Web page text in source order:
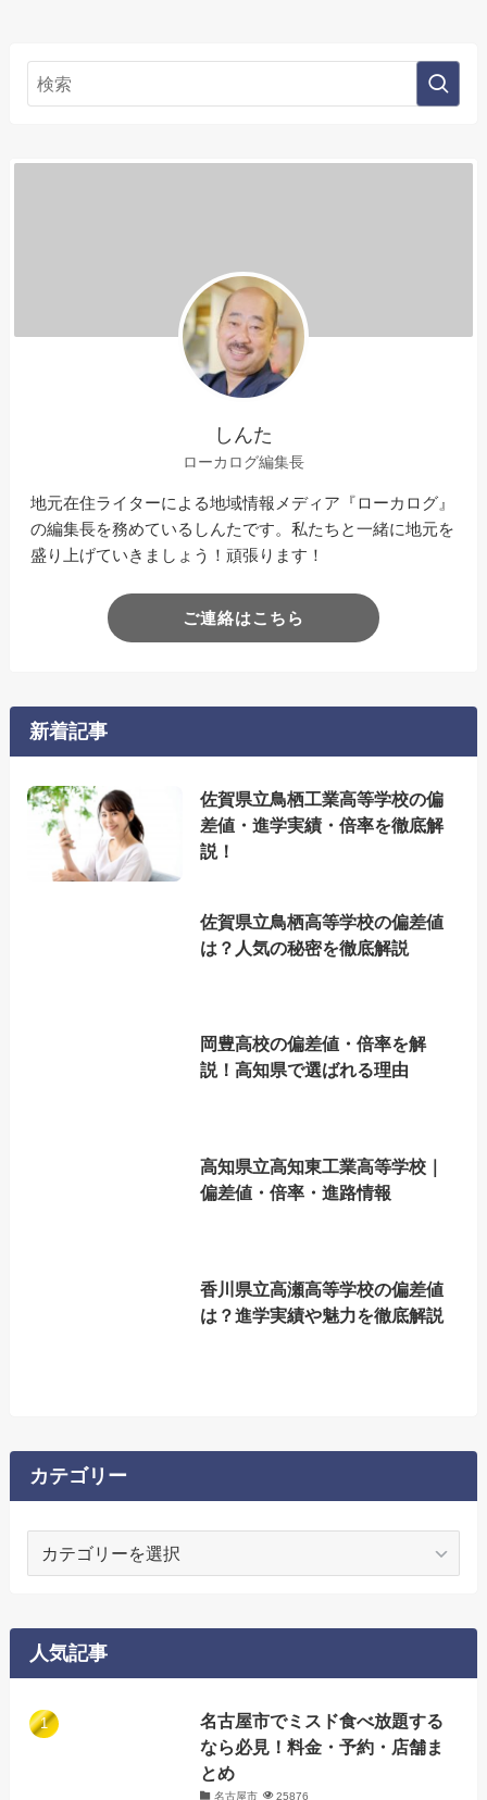
しんた
ローカログ編集長
地元在住ライターによる地域情報メディア『ローカログ』
の編集長を務めているしんたです。私たちと一緒に地元を
盛り上げていきましょう！頑張ります！
ご連絡はこちら
新着記事
佐賀県立鳥栖工業高等学校の偏
差値・進学実績・倍率を徹底解
説！
佐賀県立鳥栖高等学校の偏差値
は？人気の秘密を徹底解説
岡豊高校の偏差値・倍率を解
説！高知県で選ばれる理由
高知県立高知東工業高等学校｜
偏差値・倍率・進路情報
香川県立高瀬高等学校の偏差値
は？進学実績や魅力を徹底解説
カテゴリー
リ
ー
人気記事
名古屋市でミスド食べ放題する
なら必見！料金・予約・店舗ま
とめ
名古屋市 25876